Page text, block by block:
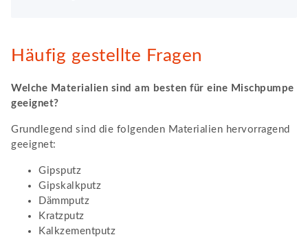
Häufig gestellte Fragen
Welche Materialien sind am besten für eine Mischpumpe
geeignet?
Grundlegend sind die folgenden Materialien hervorragend
geeignet:
Gipsputz
Gipskalkputz
Dämmputz
Kratzputz
Kalkzementputz